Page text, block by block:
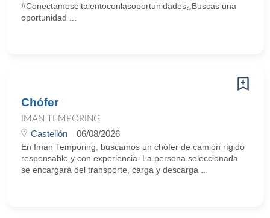
#Conectamoseltalentoconlasoportunidades¿Buscas una
oportunidad ...
Chófer
IMAN TEMPORING
Castellón 06/08/2026
En Iman Temporing, buscamos un chófer de camión rígido
responsable y con experiencia. La persona seleccionada
se encargará del transporte, carga y descarga ...